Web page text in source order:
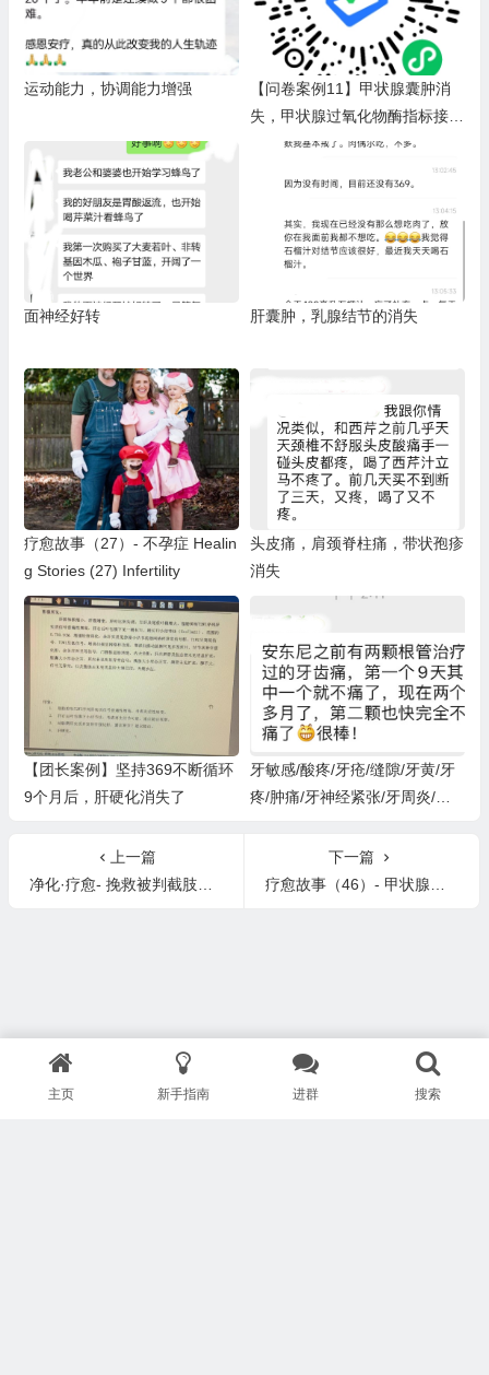
运动能力，协调能力增强
【问卷案例11】甲状腺囊肿消
失，甲状腺过氧化物酶指标接近
正常值。（排毒反应：麦粒肿，
口腔溃疡，唇疱疹，耳洞发炎，
头晕，手指刺痛，手臂红疹，尿
路感染，嘴唇/手背干燥，脱
面神经好转 肝囊肿，乳腺结节的消失
疗愈故事（27）- 不孕症 Healin
g Stories (27) Infertility
头皮痛，肩颈脊柱痛，带状孢疹
消失
【团长案例】坚持369不断循环
9个月后，肝硬化消失了
牙敏感/酸疼/牙疮/缝隙/牙黄/牙
疼/肿痛/牙神经紧张/牙周炎/蛀
上一篇
净化·疗愈- 挽救被判截肢的腿、头晕头胀、脑血管堵塞的疗愈
下一篇
疗愈故事（46）- 甲状腺问题和神经炎症的疗愈 Thyroid Pbs & Neurological Symptoms
主页 新手指南 进群 搜索